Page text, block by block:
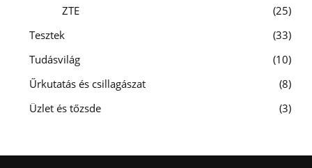
ZTE
25
Tesztek
33
Tudásvilág
10
Űrkutatás és csillagászat
8
Üzlet és tőzsde
3